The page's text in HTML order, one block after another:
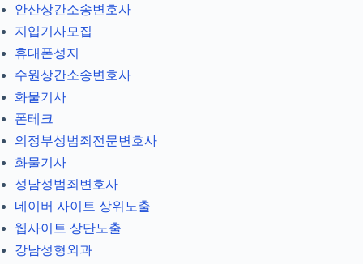
안산상간소송변호사
지입기사모집
휴대폰성지
수원상간소송변호사
화물기사
폰테크
의정부성범죄전문변호사
화물기사
성남성범죄변호사
네이버 사이트 상위노출
웹사이트 상단노출
강남성형외과